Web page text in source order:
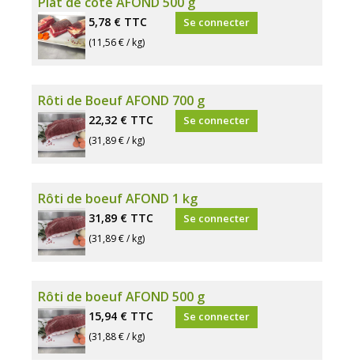
5,78 € TTC
(11,56 € / kg)
Se connecter
Rôti de Boeuf AFOND 700 g
22,32 € TTC
(31,89 € / kg)
Se connecter
Rôti de boeuf AFOND 1 kg
31,89 € TTC
(31,89 € / kg)
Se connecter
Rôti de boeuf AFOND 500 g
15,94 € TTC
(31,88 € / kg)
Se connecter